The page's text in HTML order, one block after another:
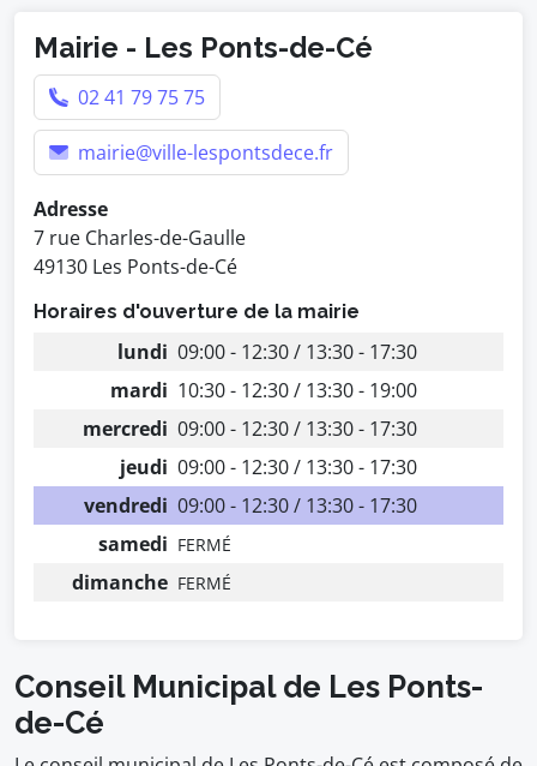
Mairie - Les Ponts-de-Cé
02 41 79 75 75
mairie@ville-lespontsdece.fr
Adresse
7 rue Charles-de-Gaulle
49130 Les Ponts-de-Cé
Horaires d'ouverture de la mairie
lundi 09:00 - 12:30 / 13:30 - 17:30
mardi 10:30 - 12:30 / 13:30 - 19:00
mercredi 09:00 - 12:30 / 13:30 - 17:30
jeudi 09:00 - 12:30 / 13:30 - 17:30
vendredi 09:00 - 12:30 / 13:30 - 17:30
samedi FERMÉ
dimanche FERMÉ
Conseil Municipal de Les Ponts-
de-Cé